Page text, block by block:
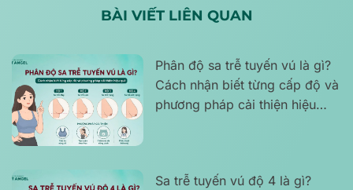
BÀI VIẾT LIÊN QUAN
Phân độ sa trễ tuyến vú là gì?
Cách nhận biết từng cấp độ và
phương pháp cải thiện hiệu
Sa trễ tuyến vú độ 4 là gì?